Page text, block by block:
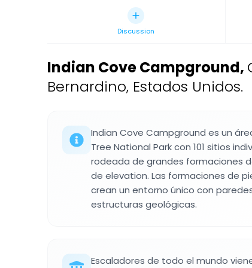
Discussion
Indian Cove Campground,
Bernardino, Estados Unidos.
Indian Cove Campground es un
Tree National Park con 101 sitios
rodeada de grandes formaciones
de elevation. Las formaciones de
crean un entorno único con
estructuras geológicas.
Escaladores de todo el mundo